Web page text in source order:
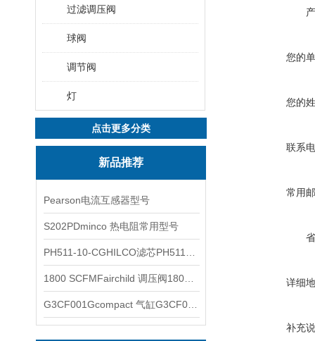
过滤调压阀
球阀
调节阀
灯
点击更多分类
新品推荐
Pearson电流互感器型号
S202PDminco 热电阻常用型号
您的
您的
联系
常用
详细
补充